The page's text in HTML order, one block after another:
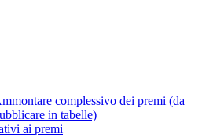
complessivo dei premi (da
in tabelle)
ai premi